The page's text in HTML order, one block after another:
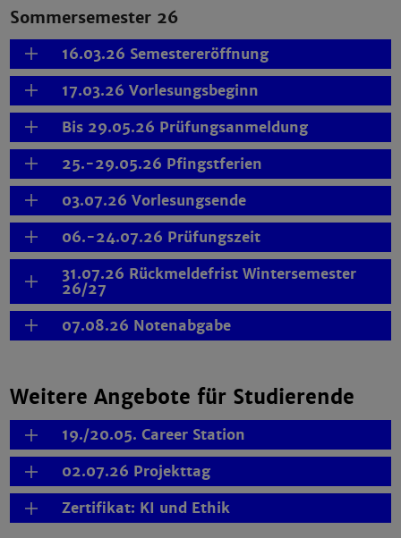
Sommersemester 26
16.03.26 Semestereröffnung
17.03.26 Vorlesungsbeginn
Bis 29.05.26 Prüfungsanmeldung
25.-29.05.26 Pfingstferien
03.07.26 Vorlesungsende
06.-24.07.26 Prüfungszeit
31.07.26 Rückmeldefrist Wintersemester
26/27
07.08.26 Notenabgabe
Weitere Angebote für Studierende
19./20.05. Career Station
02.07.26 Projekttag
Zertifikat: KI und Ethik